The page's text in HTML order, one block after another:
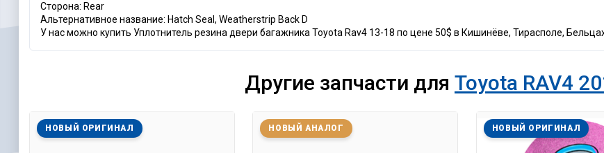
Сторона: Rear
Альтернативное название: Hatch Seal, Weatherstrip Back D
У нас можно купить Уплотнитель резина двери багажника Toyota Rav4 13-18 по цене 50$ в Кишинёве, Тирасполе,
Другие запчасти для Toyota RAV4
НОВЫЙ ОРИГИНАЛ НОВЫЙ АНАЛОГ НОВЫЙ ОРИГИНАЛ